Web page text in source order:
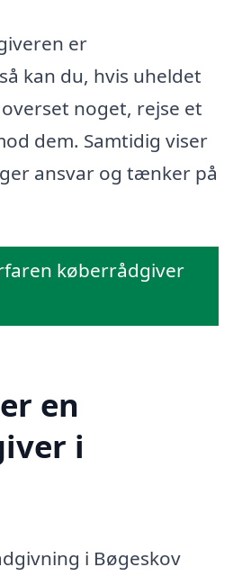
er
kan du, hvis uheldet
noget, rejse et
dem. Samtidig viser
ansvar og tænker på
køberrådgiver
en
i
i Bøgeskov